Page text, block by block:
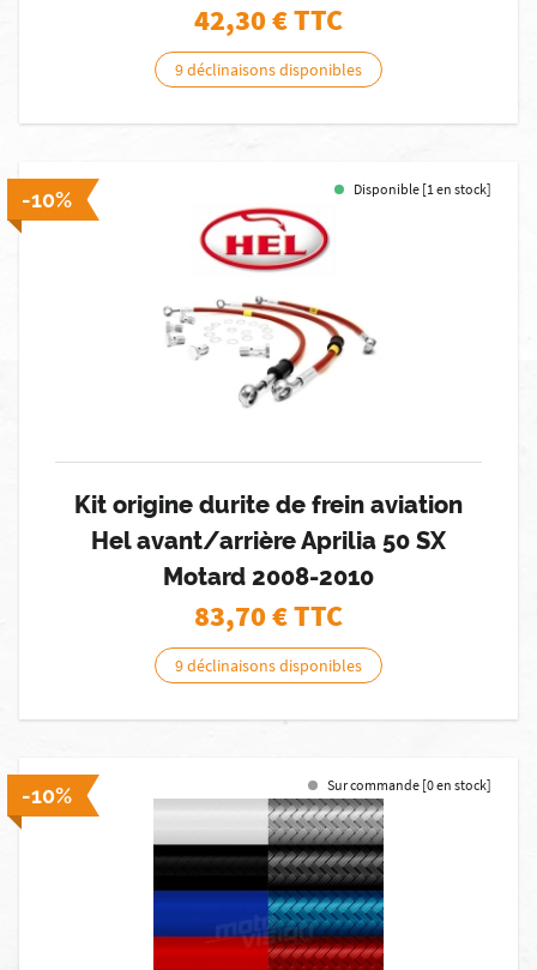
42,30€ TTC
9 déclinaisons disponibles
-10% Disponible [1 en stock]
Kit origine durite de frein aviation
Hel avant/arrière Aprilia 50 SX
Motard 2008-2010
83,70€ TTC
9 déclinaisons disponibles
-10% Sur commande [0 en stock]